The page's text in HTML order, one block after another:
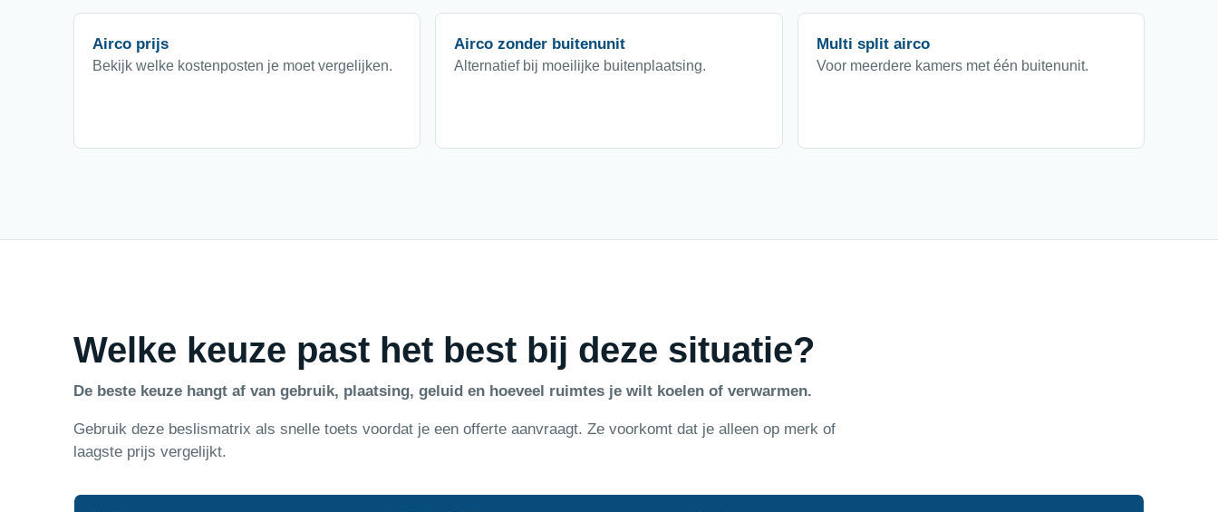
Airco prijs
Bekijk welke kostenposten je moet vergelijken.
Airco zonder buitenunit
Alternatief bij moeilijke buitenplaatsing.
Multi split airco
Voor meerdere kamers met één buitenunit.
Welke keuze past het best bij deze situatie?
De beste keuze hangt af van gebruik, plaatsing, geluid en hoeveel ruimtes je wilt koelen of verwarmen.
Gebruik deze beslismatrix als snelle toets voordat je een offerte aanvraagt. Ze voorkomt dat je alleen op merk of
laagste prijs vergelijkt.